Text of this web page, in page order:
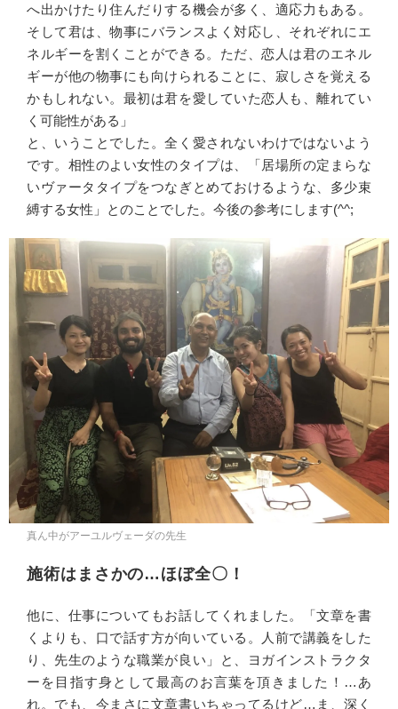
へ出かけたり住んだりする機会が多く、適応力もある。
そして君は、物事にバランスよく対応し、それぞれにエ
ネルギーを割くことができる。ただ、恋人は君のエネル
ギーが他の物事にも向けられることに、寂しさを覚える
かもしれない。最初は君を愛していた恋人も、離れてい
く可能性がある」
と、いうことでした。全く愛されないわけではないよう
です。相性のよい女性のタイプは、「居場所の定まらな
いヴァータタイプをつなぎとめておけるような、多少束
縛する女性」とのことでした。今後の参考にします(^^;
真ん中がアーユルヴェーダの先生
施術はまさかの…ほぼ全〇！
他に、仕事についてもお話してくれました。「文章を書
くよりも、口で話す方が向いている。人前で講義をした
り、先生のような職業が良い」と、ヨガインストラクタ
ーを目指す身として最高のお言葉を頂きました！…あ
れ。でも、今まさに文章書いちゃってるけど…ま、深く